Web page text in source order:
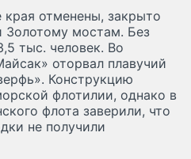
отменены, закрыто
Золотому мостам. Без
тыс. человек. Во
оторвал плавучий
Конструкцию
флотилии, однако в
флота заверили, что
не получили